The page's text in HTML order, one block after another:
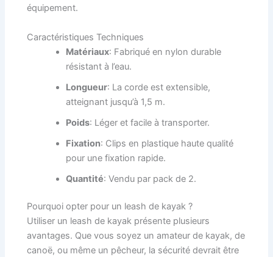
équipement.
Caractéristiques Techniques
Matériaux: Fabriqué en nylon durable
résistant à l’eau.
Longueur: La corde est extensible,
atteignant jusqu’à 1,5 m.
Poids: Léger et facile à transporter.
Fixation: Clips en plastique haute qualité
pour une fixation rapide.
Quantité: Vendu par pack de 2.
Pourquoi opter pour un leash de kayak ?
Utiliser un leash de kayak présente plusieurs
avantages. Que vous soyez un amateur de kayak, de
canoë, ou même un pêcheur, la sécurité devrait être